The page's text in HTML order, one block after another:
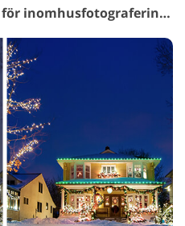
Gratis Lr-förinställningar för inomhusfotografering #14 "Saturation"